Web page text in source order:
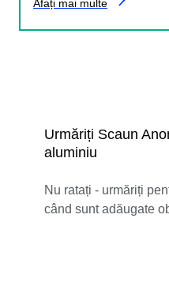
Afați mai multe
Urmăriți Scaun
aluminiu
Nu ratați - urmăriți
când sunt adăugate